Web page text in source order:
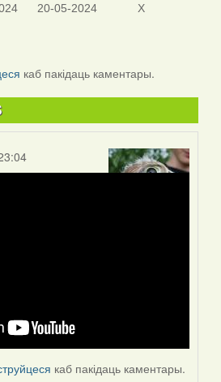
20-05-2024 X
каб пакідаць каментары.
каб пакідаць каментары.